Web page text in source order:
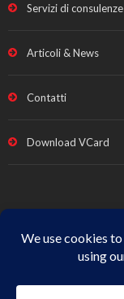
Servizi di consulenze
Articoli & News
Contatti
Download VCard